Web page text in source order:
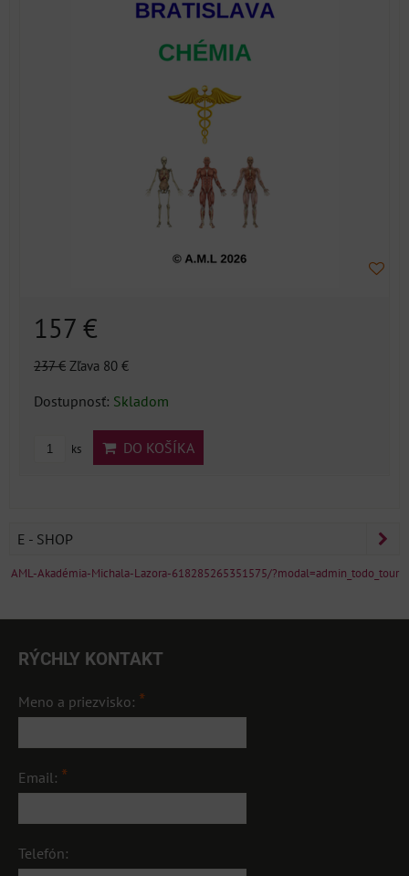
157 €
237 € Zľava 80 €
Dostupnosť: Skladom
ks DO KOŠÍKA
E - SHOP
AML-Akadémia-Michala-Lazora-618285265351575/?modal=admin_todo_tour
RÝCHLY KONTAKT
Meno a priezvisko: *
Email: *
Telefón: